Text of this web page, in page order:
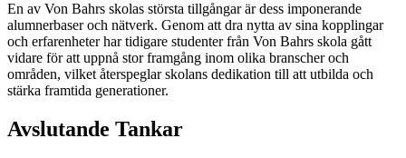
En av Von Bahrs skolas största tillgångar är dess imponerande
alumnerbaser och nätverk. Genom att dra nytta av sina kopplingar
och erfarenheter har tidigare studenter från Von Bahrs skola gått
vidare för att uppnå stor framgång inom olika branscher och
områden, vilket återspeglar skolans dedikation till att utbilda och
stärka framtida generationer.
Avslutande Tankar